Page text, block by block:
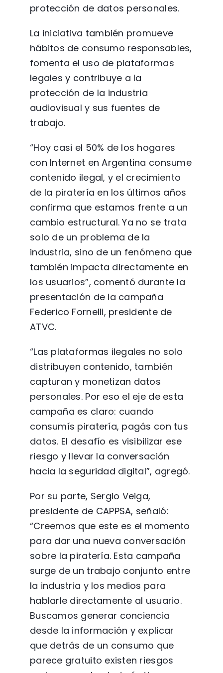
protección de datos personales.
La iniciativa también promueve
hábitos de consumo responsables,
fomenta el uso de plataformas
legales y contribuye a la
protección de la industria
audiovisual y sus fuentes de
trabajo.
“Hoy casi el 50% de los hogares
con Internet en Argentina consume
contenido ilegal, y el crecimiento
de la piratería en los últimos años
confirma que estamos frente a un
cambio estructural. Ya no se trata
solo de un problema de la
industria, sino de un fenómeno que
también impacta directamente en
los usuarios”, comentó durante la
presentación de la campaña
Federico Fornelli, presidente de
ATVC.
“Las plataformas ilegales no solo
distribuyen contenido, también
capturan y monetizan datos
personales. Por eso el eje de esta
campaña es claro: cuando
consumís piratería, pagás con tus
datos. El desafío es visibilizar ese
riesgo y llevar la conversación
hacia la seguridad digital”, agregó.
Por su parte, Sergio Veiga,
presidente de CAPPSA, señaló:
“Creemos que este es el momento
para dar una nueva conversación
sobre la piratería. Esta campaña
surge de un trabajo conjunto entre
la industria y los medios para
hablarle directamente al usuario.
Buscamos generar conciencia
desde la información y explicar
que detrás de un consumo que
parece gratuito existen riesgos